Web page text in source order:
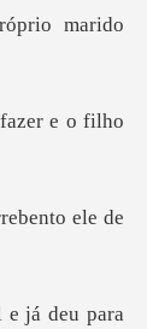
e o filho
ele de
já deu para